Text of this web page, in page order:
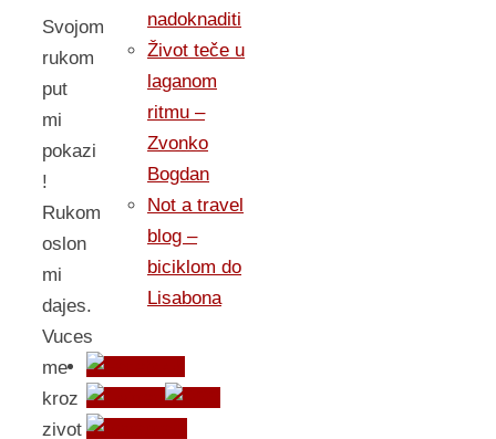
Svojom
rukom
put
mi
pokazi
!
Rukom
oslon
mi
dajes.
Vuces
me
kroz
zivot
nadoknaditi
Život teče u
laganom
ritmu –
Zvonko
Bogdan
Not a travel
blog –
biciklom do
Lisabona